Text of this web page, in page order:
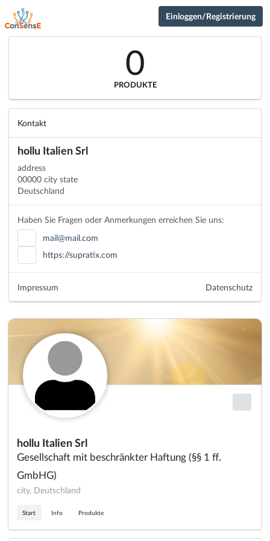
Einloggen/Registrierung
hollu Italien Srl
Gesellschaft mit beschränkter Haftung (§§ 1 ff.
GmbHG)
city, Deutschland
Start Info Produkte
0
PRODUKTE
Kontakt
hollu Italien Srl
address
00000 city state
Deutschland
Haben Sie Fragen oder Anmerkungen erreichen Sie uns:
mail@mail.com
https://supratix.com
Datenschutz
Impressum